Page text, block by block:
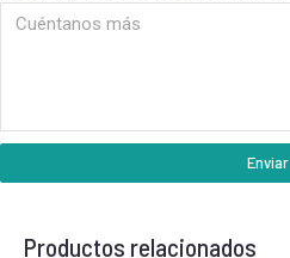
Enviar
Productos relacionados